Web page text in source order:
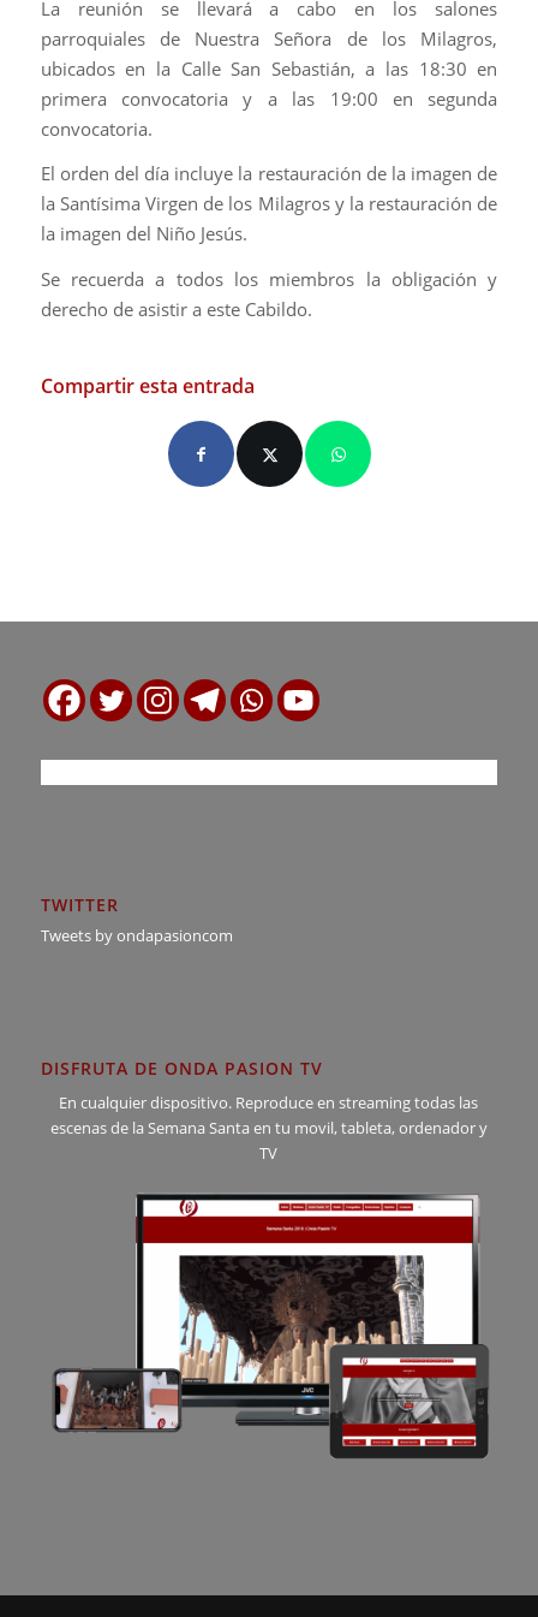
La reunión se llevará a cabo en los salones
parroquiales de Nuestra Señora de los Milagros,
ubicados en la Calle San Sebastián, a las 18:30 en
primera convocatoria y a las 19:00 en segunda
convocatoria.
El orden del día incluye la restauración de la imagen de
la Santísima Virgen de los Milagros y la restauración de
la imagen del Niño Jesús.
Se recuerda a todos los miembros la obligación y
derecho de asistir a este Cabildo.
Compartir esta entrada
TWITTER
Tweets by ondapasioncom
DISFRUTA DE ONDA PASION TV
En cualquier dispositivo. Reproduce en streaming todas las
escenas de la Semana Santa en tu movil, tableta, ordenador y
TV